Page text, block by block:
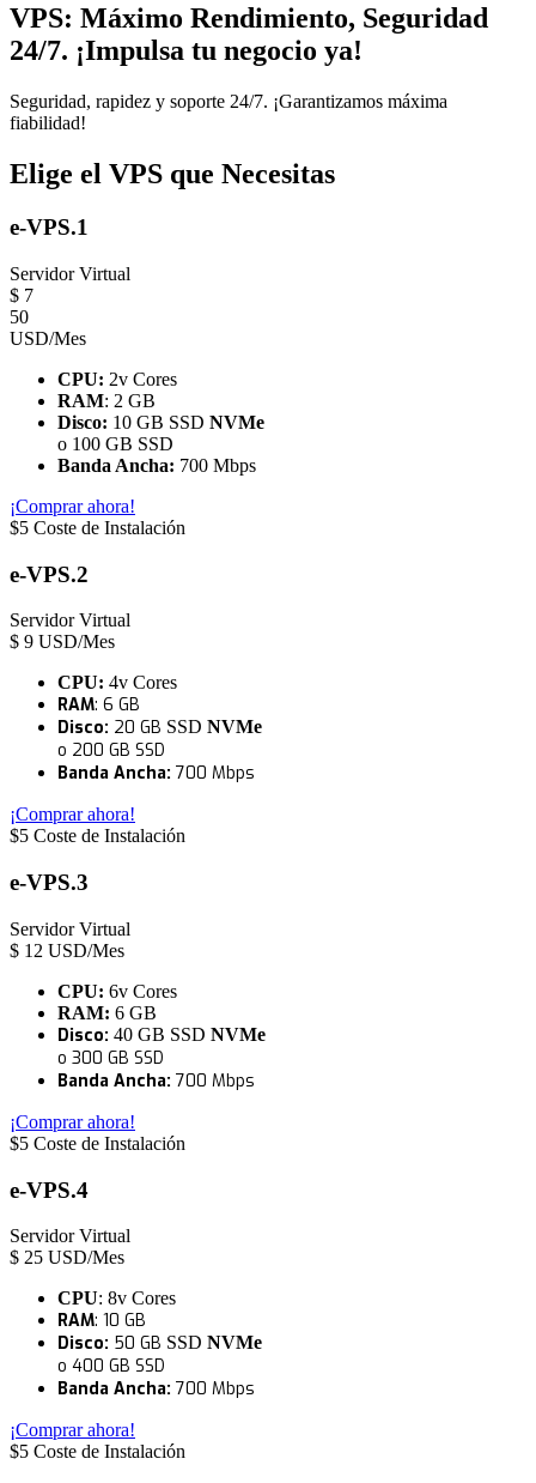
VPS: Máximo Rendimiento, Seguridad
24/7. ¡Impulsa tu negocio ya!
Seguridad, rapidez y soporte 24/7. ¡Garantizamos máxima
fiabilidad!
Elige el VPS que Necesitas
e-VPS.1
Servidor Virtual
$ 7
50
USD/Mes
CPU: 2v Cores
RAM: 2 GB
Disco: 10 GB SSD NVMe
o 100 GB SSD
Banda Ancha: 700 Mbps
¡Comprar ahora!
$5 Coste de Instalación
e-VPS.2
Servidor Virtual
$ 9 USD/Mes
CPU: 4v Cores
RAM: 6 GB
Disco: 20 GB SSD NVMe
o 200 GB SSD
Banda Ancha: 700 Mbps
¡Comprar ahora!
$5 Coste de Instalación
e-VPS.3
Servidor Virtual
$ 12 USD/Mes
CPU: 6v Cores
RAM: 6 GB
Disco: 40 GB SSD NVMe
o 300 GB SSD
Banda Ancha: 700 Mbps
¡Comprar ahora!
$5 Coste de Instalación
e-VPS.4
Servidor Virtual
$ 25 USD/Mes
CPU: 8v Cores
RAM: 10 GB
Disco: 50 GB SSD NVMe
o 400 GB SSD
Banda Ancha: 700 Mbps
¡Comprar ahora!
$5 Coste de Instalación